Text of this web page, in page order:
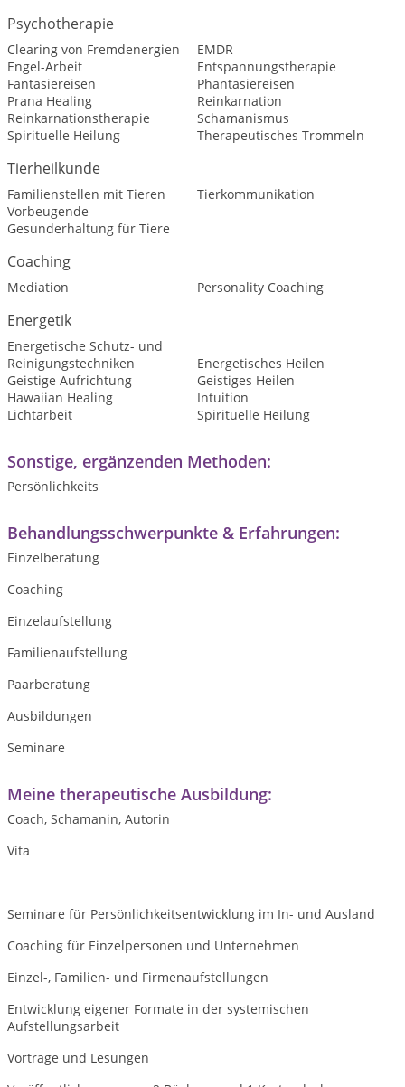
Psychotherapie
Clearing von Fremdenergien
EMDR
Engel-Arbeit
Entspannungstherapie
Fantasiereisen
Phantasiereisen
Prana Healing
Reinkarnation
Reinkarnationstherapie
Schamanismus
Spirituelle Heilung
Therapeutisches Trommeln
Tierheilkunde
Familienstellen mit Tieren
Tierkommunikation
Vorbeugende
Gesunderhaltung für Tiere
Coaching
Mediation Personality Coaching
Energetik
Energetische Schutz- und
Reinigungstechniken
Energetisches Heilen
Geistige Aufrichtung
Geistiges Heilen
Hawaiian Healing
Intuition
Lichtarbeit
Spirituelle Heilung
Sonstige, ergänzenden Methoden:
Persönlichkeits
Behandlungsschwerpunkte & Erfahrungen:
Einzelberatung
Coaching
Einzelaufstellung
Familienaufstellung
Paarberatung
Ausbildungen
Seminare
Meine therapeutische Ausbildung:
Coach, Schamanin, Autorin
Vita
Seminare für Persönlichkeitsentwicklung im In- und Ausland
Coaching für Einzelpersonen und Unternehmen
Einzel-, Familien- und Firmenaufstellungen
Entwicklung eigener Formate in der systemischen
Aufstellungsarbeit
Vorträge und Lesungen